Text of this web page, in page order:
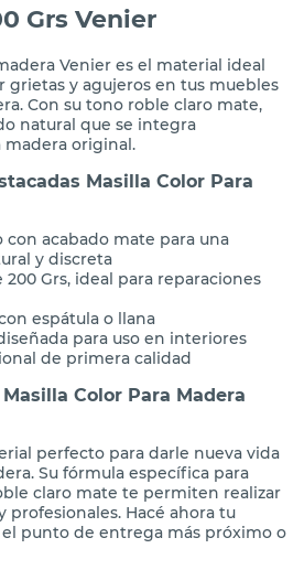
Madera Roble
Venier es el material ideal
y agujeros en tus muebles
Con su tono roble claro mate,
natural que se integra
original.
Masilla Color Para
acabado mate para una
y discreta
Grs, ideal para reparaciones
espátula o llana
para uso en interiores
de primera calidad
Color Para Madera
perfecto para darle nueva vida
Su fórmula específica para
claro mate te permiten realizar
profesionales. Hacé ahora tu
punto de entrega más próximo o